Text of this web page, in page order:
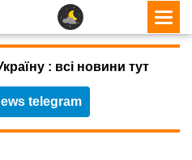
: всі новини тут
telegram